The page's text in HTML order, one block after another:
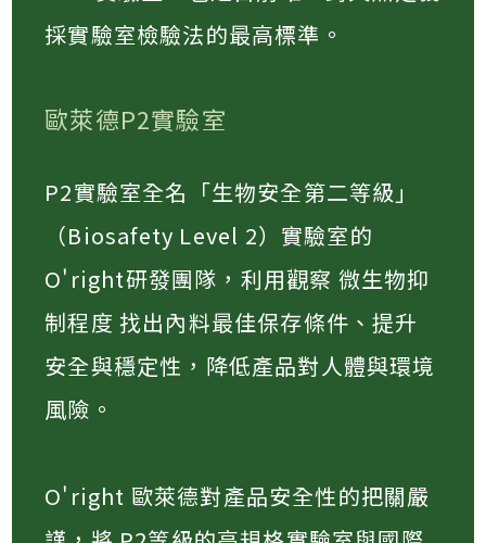
採實驗室檢驗法的最高標準。​
歐萊德P2實驗室
P2實驗室全名「生物安全第二等級」
（Biosafety Level 2）實驗室的
O'right研發團隊，利用觀察 微生物抑
制程度 找出內料最佳保存條件、提升
安全與穩定性，降低產品對人體與環境
風險​。
O'right 歐萊德對產品安全性的把關嚴